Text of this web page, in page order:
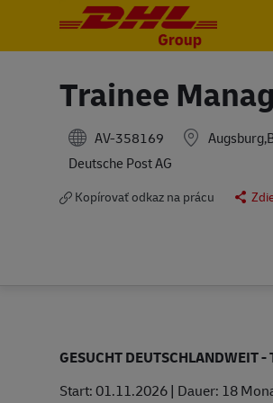
Trainee
AV-358169
Deutsche Post AG
Kopírovať odkaz na prácu
GESUCHT DEUTSCHLANDWEIT
Start: 01.11.2026 | Dauer: 18